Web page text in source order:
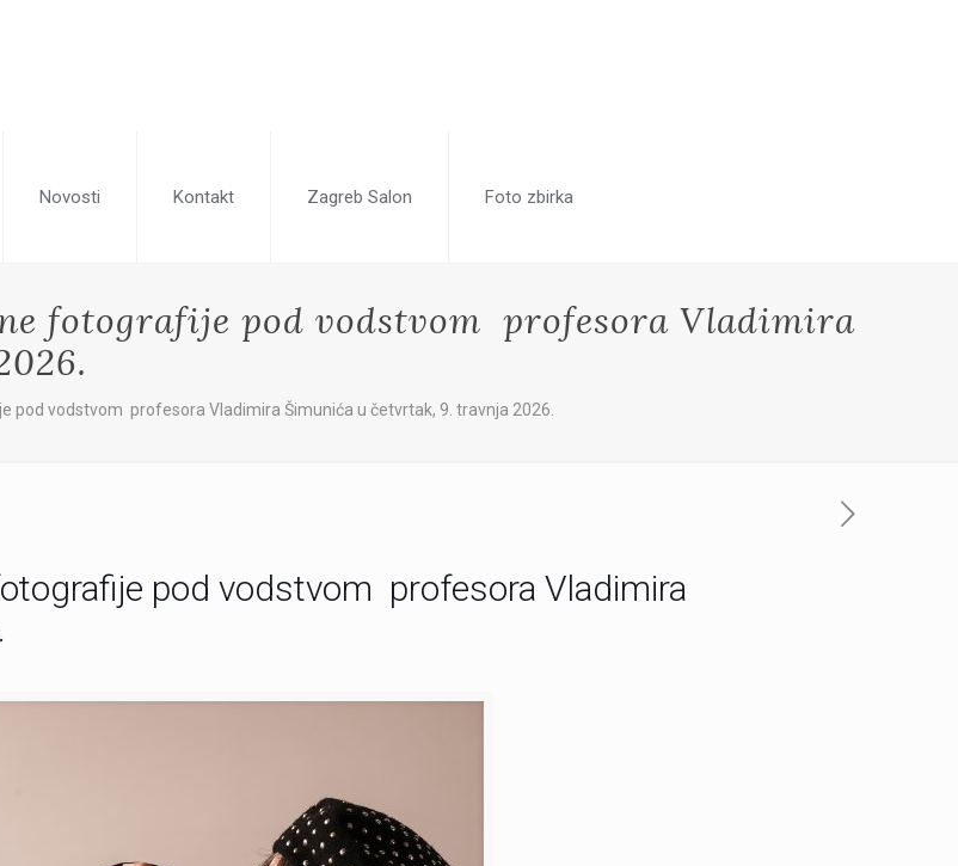
Novosti Kontakt Zagreb Salon Foto zbirka
fotografije pod vodstvom profesora Vladimira
pod vodstvom profesora Vladimira Šimunića u četvrtak, 9. travnja 2026.
pod vodstvom profesora Vladimira